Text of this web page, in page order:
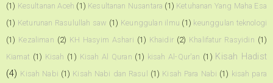
(1) Kesultanan Aceh (1) Kesultanan Nusantara (1) Ketuhanan Yang Maha Esa
(1) Keturunan Rasulullah saw (1) Keunggulan ilmu (1) keunggulan teknologi
(1) Kezaliman (2) KH Hasyim Ashari (1) Khaidir (2) Khalifatur Rasyidin (1)
Kiamat (1) Kisah (1) Kisah Al Quran (1) kisah Al-Qur'an (1) Kisah Hadist
(4) Kisah Nabi (1) Kisah Nabi dan Rasul (1) Kisah Para Nabi (1) kisah para